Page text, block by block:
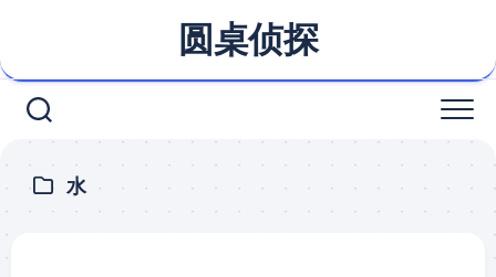
content
圆桌侦探
水